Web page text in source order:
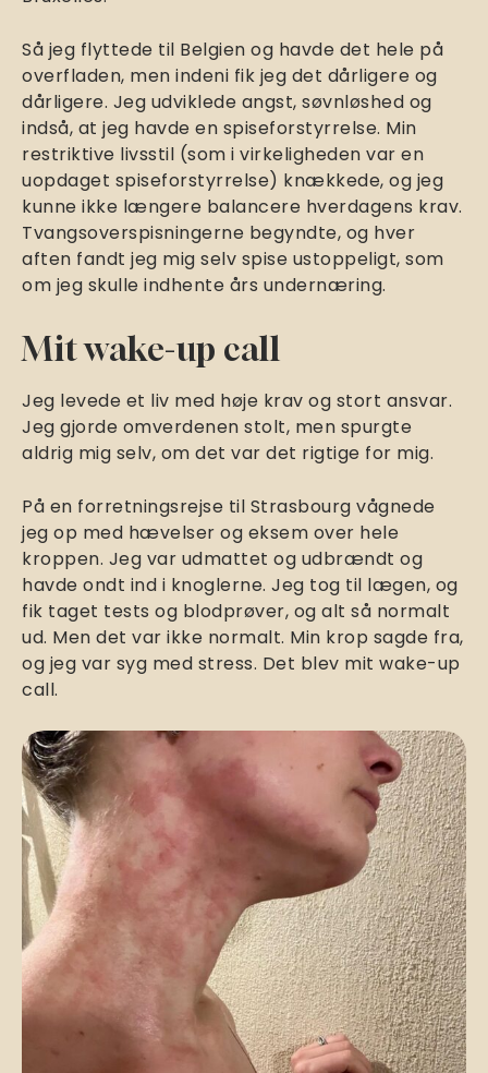
Så jeg flyttede til Belgien og havde det hele på
overfladen, men indeni fik jeg det dårligere og
dårligere. Jeg udviklede angst, søvnløshed og
indså, at jeg havde en spiseforstyrrelse. Min
restriktive livsstil (som i virkeligheden var en
uopdaget spiseforstyrrelse) knækkede, og jeg
kunne ikke længere balancere hverdagens krav.
Tvangsoverspisningerne begyndte, og hver
aften fandt jeg mig selv spise ustoppeligt, som
om jeg skulle indhente års undernæring.
Mit wake-up call
Jeg levede et liv med høje krav og stort ansvar.
Jeg gjorde omverdenen stolt, men spurgte
aldrig mig selv, om det var det rigtige for mig.
På en forretningsrejse til Strasbourg vågnede
jeg op med hævelser og eksem over hele
kroppen. Jeg var udmattet og udbrændt og
havde ondt ind i knoglerne. Jeg tog til lægen, og
fik taget tests og blodprøver, og alt så normalt
ud. Men det var ikke normalt. Min krop sagde fra,
og jeg var syg med stress. Det blev mit wake-up
call.